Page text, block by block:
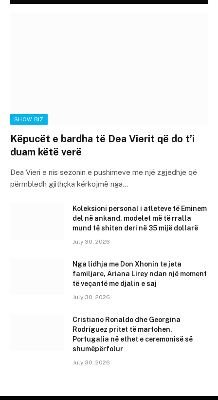
SHOW BIZ
Këpucët e bardha të Dea Vierit që do t’i
duam këtë verë
Dea Vieri e nis sezonin e pushimeve me një zgjedhje që
përmbledh gjithçka kërkojmë nga…
Koleksioni personal i atleteve të Eminem
del në ankand, modelet më të rralla
mund të shiten deri në 35 mijë dollarë
July 30, 2026
Nga lidhja me Don Xhonin te jeta
familjare, Ariana Lirey ndan një moment
të veçantë me djalin e saj
July 30, 2026
Cristiano Ronaldo dhe Georgina
Rodríguez pritet të martohen,
Portugalia në ethet e ceremonisë së
shumëpërfolur
July 30, 2026